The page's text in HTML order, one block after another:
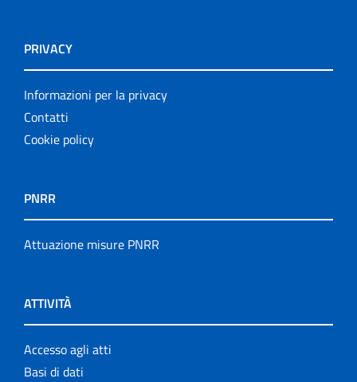
PRIVACY
Informazioni per la privacy
Contatti
Cookie policy
PNRR
Attuazione misure PNRR
ATTIVITÀ
Accesso agli atti
Basi di dati